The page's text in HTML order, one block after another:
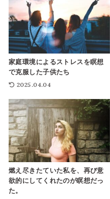
家庭環境によるストレスを瞑想
で克服した子供たち
2025.04.04
燃え尽きたていた私を、再び意
欲的にしてくれたのが瞑想だっ
た。